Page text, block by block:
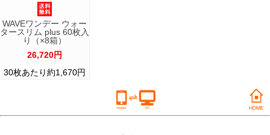
WAVEワンデー ウォー
タースリム plus 60枚入
り（×8箱）
26,720円
30枚あたり約1,670円